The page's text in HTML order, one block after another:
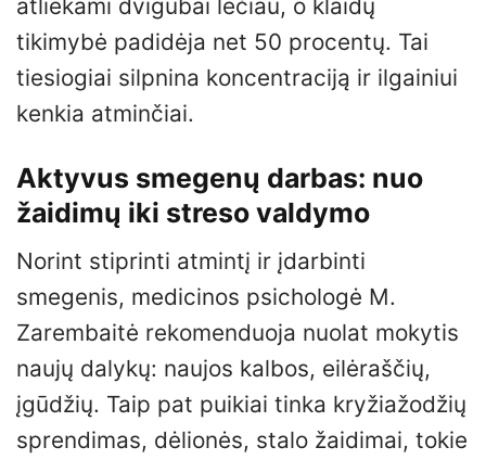
atliekami dvigubai lėčiau, o klaidų
tikimybė padidėja net 50 procentų. Tai
tiesiogiai silpnina koncentraciją ir ilgainiui
kenkia atminčiai.
Aktyvus smegenų darbas: nuo
žaidimų iki streso valdymo
Norint stiprinti atmintį ir įdarbinti
smegenis, medicinos psichologė M.
Zarembaitė rekomenduoja nuolat mokytis
naujų dalykų: naujos kalbos, eilėraščių,
įgūdžių. Taip pat puikiai tinka kryžiažodžių
sprendimas, dėlionės, stalo žaidimai, tokie